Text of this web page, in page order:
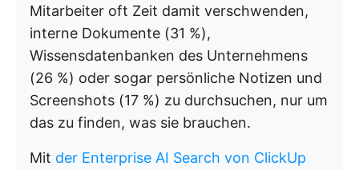
Mitarbeiter oft Zeit damit verschwenden,
interne Dokumente (31 %),
Wissensdatenbanken des Unternehmens
(26 %) oder sogar persönliche Notizen und
Screenshots (17 %) zu durchsuchen, nur um
das zu finden, was sie brauchen.
Mit der Enterprise AI Search von ClickUp